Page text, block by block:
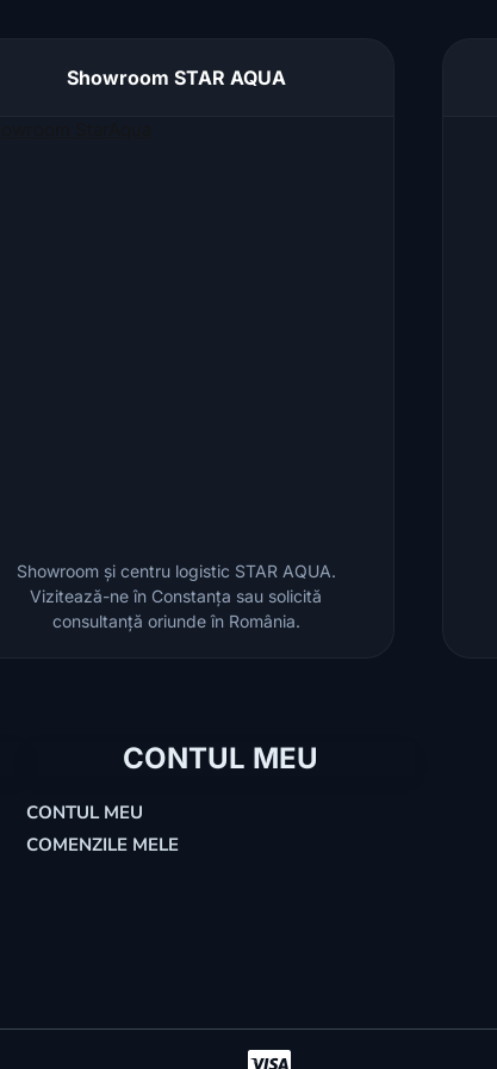
Showroom STAR AQUA
Showroom și centru logistic STAR AQUA.
Vizitează-ne în Constanța sau solicită
consultanță oriunde în România.
CONTUL MEU
CONTUL MEU
COMENZILE MELE